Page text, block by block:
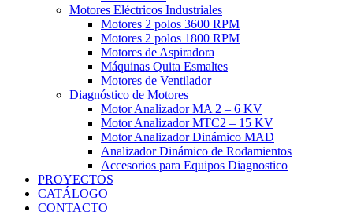
Motores Eléctricos Industriales
Motores 2 polos 3600 RPM
Motores 2 polos 1800 RPM
Motores de Aspiradora
Máquinas Quita Esmaltes
Motores de Ventilador
Diagnóstico de Motores
Motor Analizador MA 2 – 6 KV
Motor Analizador MTC2 – 15 KV
Motor Analizador Dinámico MAD
Analizador Dinámico de Rodamientos
Accesorios para Equipos Diagnostico
PROYECTOS
CATÁLOGO
CONTACTO